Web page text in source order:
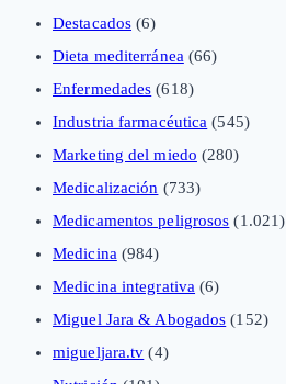
Destacados (6)
Dieta mediterránea (66)
Enfermedades (618)
Industria farmacéutica (545)
Marketing del miedo (280)
Medicalización (733)
Medicamentos peligrosos (1.021)
Medicina (984)
Medicina integrativa (6)
Miguel Jara & Abogados (152)
migueljara.tv (4)